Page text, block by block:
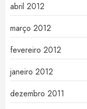
abril 2012
março 2012
fevereiro 2012
janeiro 2012
dezembro 2011